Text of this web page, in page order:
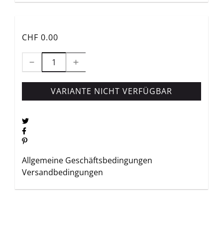
CHF 0.00
VARIANTE NICHT VERFÜGBAR
Allgemeine Geschäftsbedingungen
Versandbedingungen